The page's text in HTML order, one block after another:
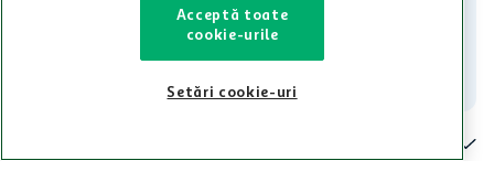
021-9141 contact@auchan.ro
Contact
Acceptă toate
cookie-urile
Setări cookie-uri